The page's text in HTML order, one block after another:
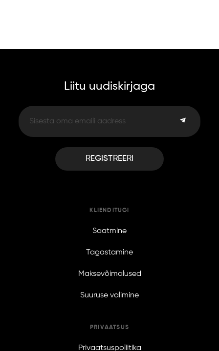
Liitu uudiskirjaga
REGISTREERI
KLIENDITUGI
Saatmine
Tagastamine
Maksevõimalused
Suuruse valimine
PRIVAATSUS
Privaatsuspoliitika